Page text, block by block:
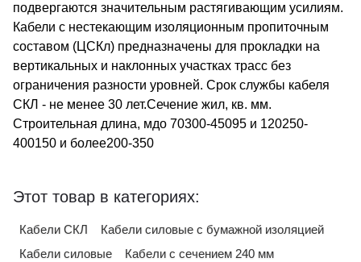
подвергаются значительным растягивающим усилиям.
Кабели с нестекающим изоляционным пропиточным
составом (ЦСКл) предназначены для прокладки на
вертикальных и наклонных участках трасс без
ограничения разности уровней. Срок службы кабеля
СКЛ - не менее 30 лет.Сечение жил, кв. мм.
Строительная длина, мдо 70300-45095 и 120250-
400150 и более200-350
Этот товар в категориях:
Кабели СКЛ
Кабели силовые с бумажной изоляцией
Кабели силовые
Кабели с сечением 240 мм